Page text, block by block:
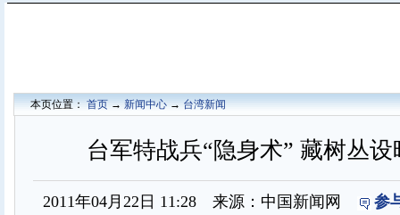
本页位置：首页→新闻中心→台湾新闻
台军特战兵“隐身术” 藏树丛
2011年04月22日 11:28 来源：中国新闻网
参